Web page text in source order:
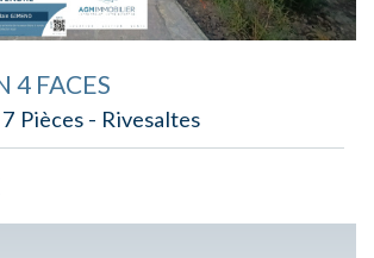
4 FACES
Pièces - Rivesaltes